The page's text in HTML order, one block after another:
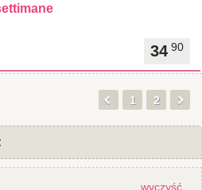
34 90
1 2
wyczyść